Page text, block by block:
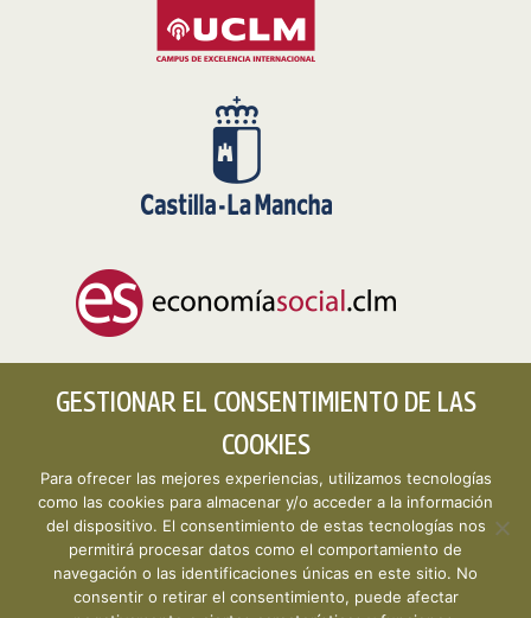
Copyright © 2026 CLMESTAT :: Portal Estadístico de la
Economía Social de Castilla-La Mancha ·Aviso legal y
GESTIONAR EL CONSENTIMIENTO DE LAS
COOKIES
Para ofrecer las mejores experiencias, utilizamos tecnologías
como las cookies para almacenar y/o acceder a la información
del dispositivo. El consentimiento de estas tecnologías nos
permitirá procesar datos como el comportamiento de
navegación o las identificaciones únicas en este sitio. No
consentir o retirar el consentimiento, puede afectar